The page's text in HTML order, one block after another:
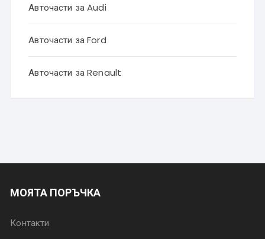
Авточасти за Audi
Авточасти за Ford
Авточасти за Renault
МОЯТА ПОРЪЧКА
Контакти